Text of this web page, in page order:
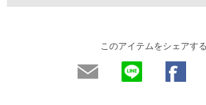
このアイテムをシェアする